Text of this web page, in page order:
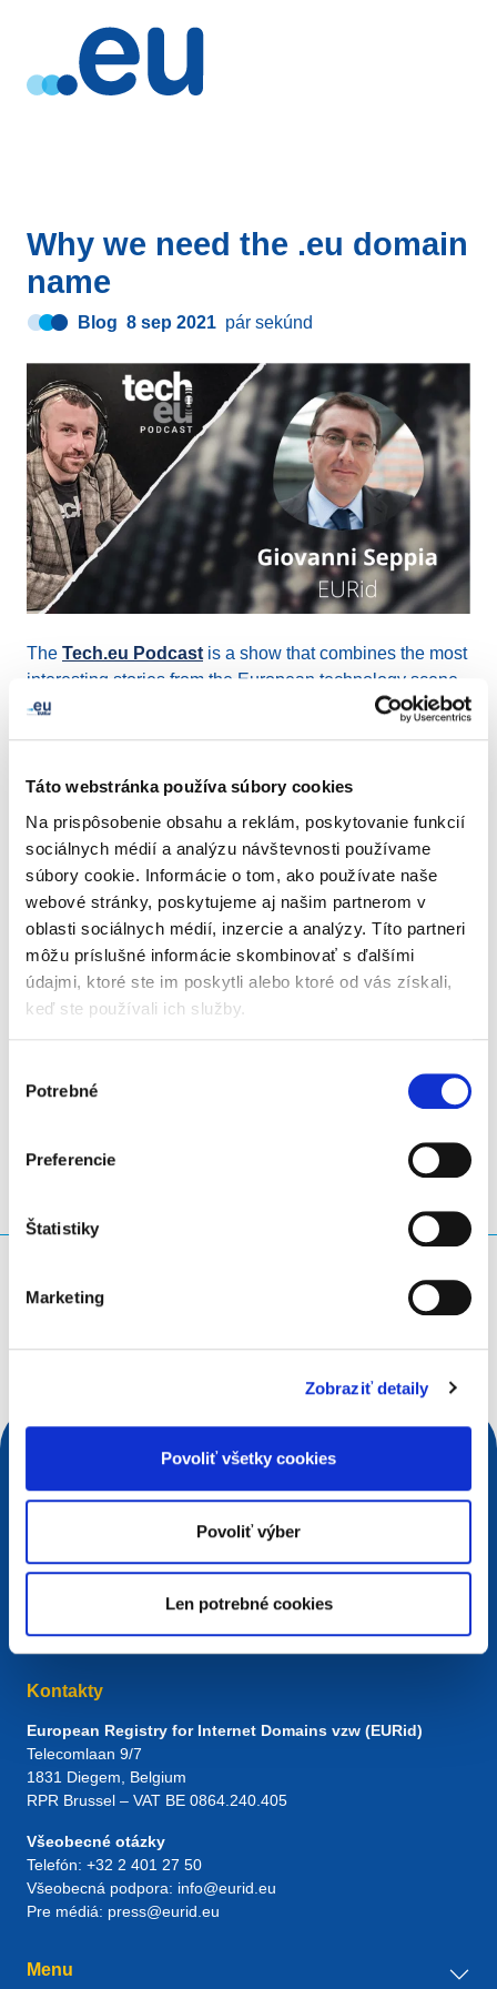
Táto webstránka používa súbory cookies
Na prispôsobenie obsahu a reklám, poskytovanie funkcií
sociálnych médií a analýzu návštevnosti používame
súbory cookie. Informácie o tom, ako používate naše
webové stránky, poskytujeme aj našim partnerom v
oblasti sociálnych médií, inzercie a analýzy. Títo partneri
môžu príslušné informácie skombinovať s ďalšími
údajmi, ktoré ste im poskytli alebo ktoré od vás získali,
keď ste používali ich služby.
súhlasu
Potrebné
Preferencie
Štatistiky
Marketing
Zobraziť detaily
Povoliť všetky cookies
Povoliť výber
Len potrebné cookies
Why we need the .eu domain
name
Blog 8 sep 2021 pár sekúnd
The Tech.eu Podcast is a show that combines the most
interesting stories from the European technology scene
and interviews with leading entrepreneurs and investors
Tune in tothis podcast episodeto learn from our
External Relations manager, Giovanni Seppia about
why we need the .eu domain, the effect of Brexit, the
importance of having a bloc-wide domain zone, the
future of Internet, datasecurity and much more.
Thank youtech.euandAndrii Degeler for being such
great hosts!
zdieľať prostredníctvom
Kontakty
European Registry for Internet Domains vzw (EURid)
Telecomlaan 9/7
1831 Diegem , Belgium
RPR Brussel – VAT BE 0864.240.405
Všeobecné otázky
Telefón: +32 2 401 27 50
Všeobecná podpora: info@eurid.eu
Pre médiá: press@eurid.eu
Menu